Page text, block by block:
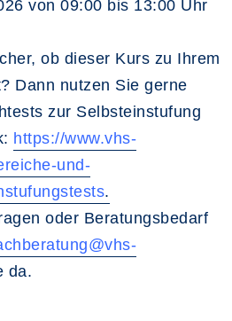
von 09:00 bis 13:00 Uhr
ob dieser Kurs zu Ihrem
Dann nutzen Sie gerne
zur Selbsteinstufung
https://www.vhs-
und-
.
oder Beratungsbedarf
da.